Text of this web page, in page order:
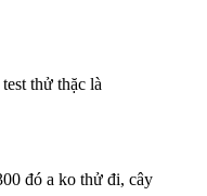
thử thặc là
đó a ko thử đi, cây